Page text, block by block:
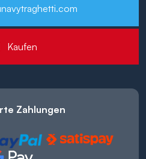
Kaufen
Zahlungen